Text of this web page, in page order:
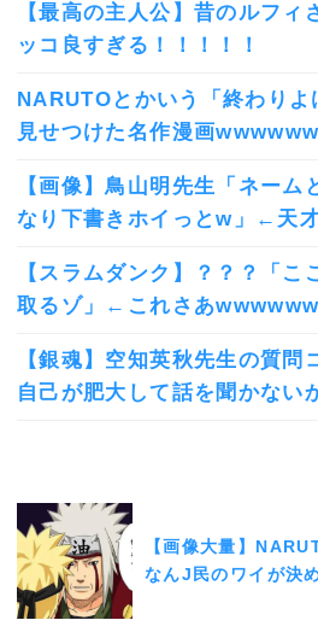
【最高の主人公】昔のルフィ
ッコ良すぎる！！！！！
NARUTOとかいう「終わりよ
見せつけた名作漫画
【画像】鳥山明先生「ネーム
なり下書きホイっとw」←天
【スラムダンク】？？？「こ
取るゾ」←これさあwwwwww
【銀魂】空知英秋先生の質問
自己が肥大して話を聞かない
【画像大量】
なんJ民のワイが決